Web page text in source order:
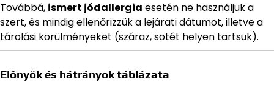
Továbbá, ismert jódallergia esetén ne használjuk a
szert, és mindig ellenőrizzük a lejárati dátumot, illetve a
tárolási körülményeket (száraz, sötét helyen tartsuk).
Előnyök és hátrányok táblázata